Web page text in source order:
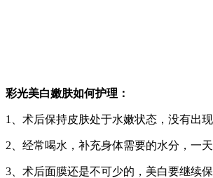
彩光美白嫩肤如何护理：
1、术后保持皮肤处于水嫩状态，没有出
2、经常喝水，补充身体需要的水分，一天
3、术后面膜还是不可少的，美白要继续